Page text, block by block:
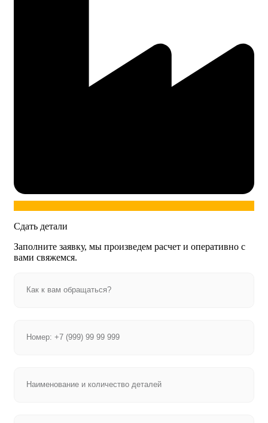
Сдать детали
Заполните заявку, мы произведем расчет и оперативно с
вами свяжемся.